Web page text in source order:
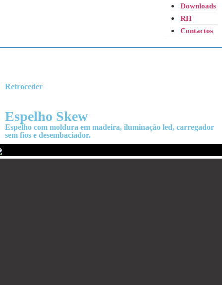
Downloads
RH
Contactos
Retroceder
Espelho Skew
Espelho com moldura em madeira, iluminação led, carregador
sem fios e desembaciador.